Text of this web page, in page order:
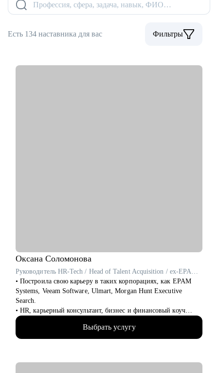
Профессия, сфера, задача, навык, ФИО…
Есть 134 наставника для вас Фильтры
Оксана Соломонова
Руководитель HR-Tech / Head of Talent Acquisition / ex-EPAM Systems, Veeam Software
• Построила свою карьеру в таких корпорациях, как EPAM
Systems, Veeam Software, Ulmart, Morgan Hunt Executive
Search.
• HR, карьерный консультант, бизнес и финансовый коуч
(ICF), ментор по управлению командой для руководителей
• С нуля создавала HR программы и IT продукты и внедряла в
Выбрать услугу